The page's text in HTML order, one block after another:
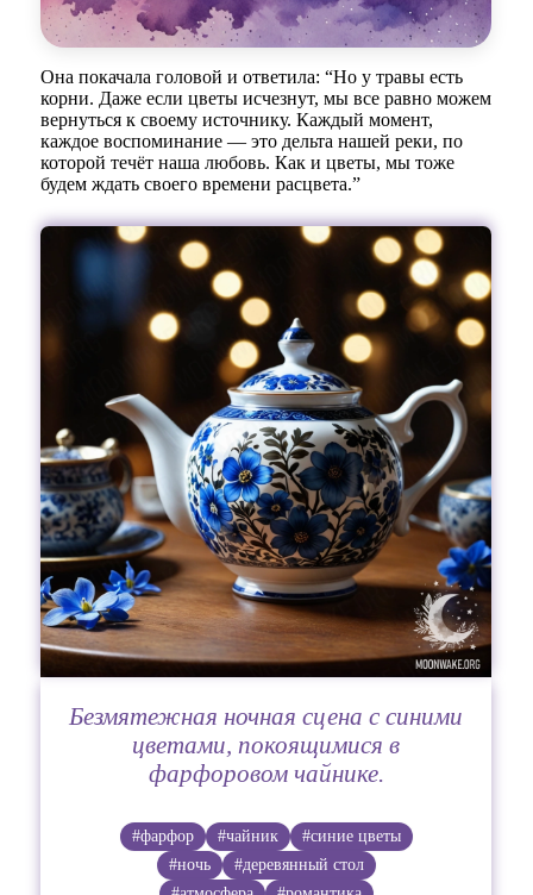
Она покачала головой и ответила: “Но у травы есть
корни. Даже если цветы исчезнут, мы все равно можем
вернуться к своему источнику. Каждый момент,
каждое воспоминание — это дельта нашей реки, по
которой течёт наша любовь. Как и цветы, мы тоже
будем ждать своего времени расцвета.”
Безмятежная ночная сцена с синими
цветами, покоящимися в
фарфоровом чайнике.
#фарфор #чайник
#синие цветы
#ночь
#деревянный стол